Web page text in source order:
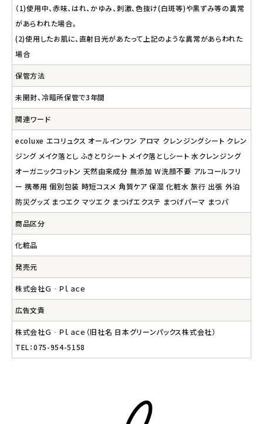
（1)使用中、赤味、はれ、かゆみ、刺激、色抜け(白斑等)や黒ずみ等の異常
があらわれた場合。
(2)使用したお肌に、直射日光があたって上記のような異常があらわれた
場合
保管方法
未開封、冷暗所保管で3年間
関連ワード
ecoluxe エコリュクス オールインワン アロマ クレンジングシート クレン
ジング メイク落とし ふきとりシート メイク落としシート 水クレンジング
オーガニックコットン 天然由来成分 無添加 W洗顔不要 アルコールフリ
ー 携帯用 個別包装 時短コスメ 角質ケア 保湿 化粧水 旅行 出張 外泊
防災グッズ まつエク マツエク まつげエクステ まつげパーマ まつパ
商品区分
化粧品
発売元
株式会社Ｇ‐Ｐｌａｃｅ
広告文責
株式会社Ｇ‐Ｐｌａｃｅ（旧社名 日本グリーンパックス株式会社）
TEL：075-954-5158